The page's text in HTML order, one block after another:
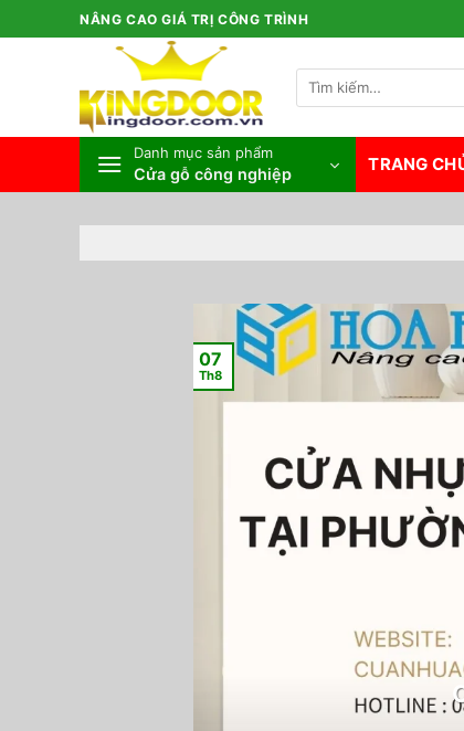
qua
NÂNG CAO GIÁ TRỊ CÔNG TRÌNH
Tìm
kiếm:
Danh mục sản phẩm
Cửa gỗ công nghiệp TRANG
07
Th8